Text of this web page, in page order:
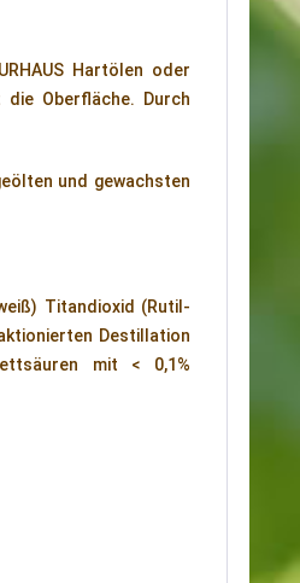
Hartölen oder
Oberfläche. Durch
und gewachsten
Titandioxid (Rutil-
Destillation
mit < 0,1%